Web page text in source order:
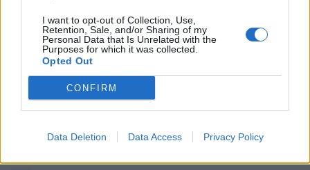
I want to opt-out of Collection, Use,
Retention, Sale, and/or Sharing of my
Personal Data that Is Unrelated with the
Purposes for which it was collected.
Opted Out
CONFIRM
Data Deletion Data Access Privacy Policy
Responder
RigoleTTo
Publicado22 de Mayo del 2004